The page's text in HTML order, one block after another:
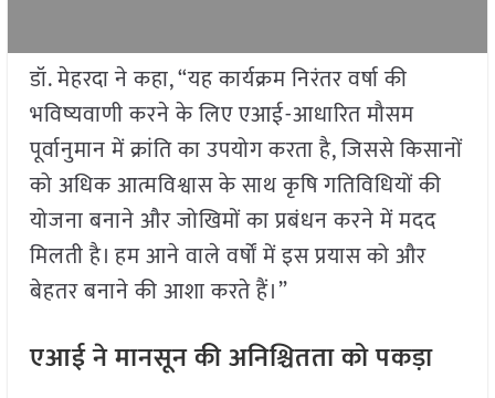
डॉ. मेहरदा ने कहा, “यह कार्यक्रम निरंतर वर्षा की
भविष्यवाणी करने के लिए एआई-आधारित मौसम
पूर्वानुमान में क्रांति का उपयोग करता है, जिससे किसानों
को अधिक आत्मविश्वास के साथ कृषि गतिविधियों की
योजना बनाने और जोखिमों का प्रबंधन करने में मदद
मिलती है। हम आने वाले वर्षों में इस प्रयास को और
बेहतर बनाने की आशा करते हैं।”
एआई ने मानसून की अनिश्चितता को पकड़ा